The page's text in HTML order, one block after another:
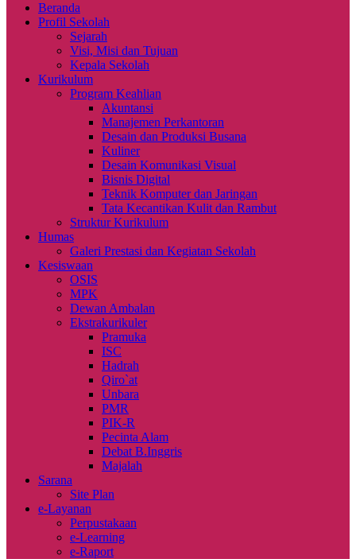
Beranda
Profil Sekolah
Sejarah
Visi, Misi dan Tujuan
Kepala Sekolah
Kurikulum
Program Keahlian
Akuntansi
Manajemen Perkantoran
Desain dan Produksi Busana
Kuliner
Desain Komunikasi Visual
Bisnis Digital
Teknik Komputer dan Jaringan
Tata Kecantikan Kulit dan Rambut
Struktur Kurikulum
Humas
Galeri Prestasi dan Kegiatan Sekolah
Kesiswaan
OSIS
MPK
Dewan Ambalan
Ekstrakurikuler
Pramuka
ISC
Hadrah
Qiro`at
Unbara
PMR
PIK-R
Pecinta Alam
Debat B.Inggris
Majalah
Sarana
Site Plan
e-Layanan
Perpustakaan
e-Learning
e-Raport